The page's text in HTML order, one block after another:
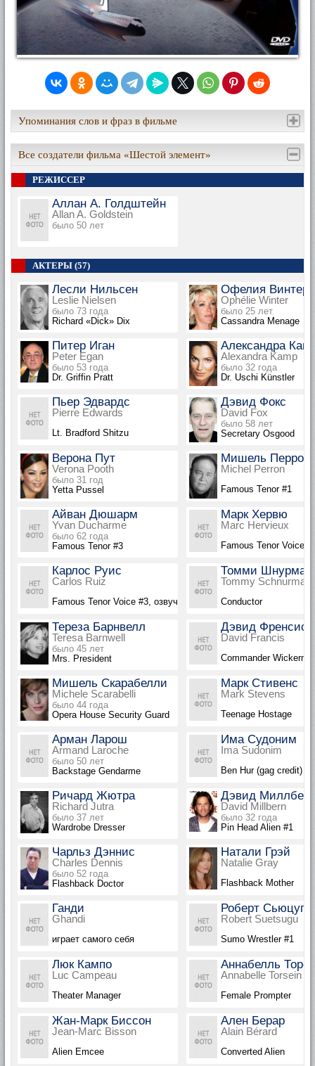
Упоминания слов и фраз в фильме
Все создатели фильма «Шестой элемент»
РЕЖИССЕР
Аллан А. Голдштейн
Allan A. Goldstein
было 50 лет
АКТЕРЫ (57)
Лесли Нильсен
Leslie Nielsen
было 73 года
Richard «Dick» Dix
Офелия Винтер
Ophélie Winter
было 25 лет
Cassandra Menage
Питер Иган
Peter Egan
было 53 года
Dr. Griffin Pratt
Александра
Alexandra Kamp
было 32 года
Dr. Uschi Künstler
Пьер Эдвардс
Pierre Edwards
Lt. Bradford Shitzu
Дэвид Фокс
David Fox
было 58 лет
Secretary Osgood
Верона Пут
Verona Pooth
было 31 год
Yetta Pussel
Мишель Перрон
Michel Perron
Famous Tenor #1
Айван Дюшарм
Yvan Ducharme
было 62 года
Famous Tenor #3
Марк Хервю
Marc Hervieux
Famous Tenor Voice
Карлос Руис
Carlos Ruiz
Famous Tenor Voice #3, озвучка
Томми
Tommy
Conductor
Тереза Барнвелл
Teresa Barnwell
было 45 лет
Mrs. President
Дэвид Френсис
David Francis
Commander
Мишель Скарабелли
Michele Scarabelli
было 44 года
Opera House Security Guard
Марк Стивенс
Mark Stevens
Teenage Hostage
Арман Ларош
Armand Laroche
было 50 лет
Backstage Gendarme
Има Судоним
Ima Sudonim
Ben Hur (gag credit)
Ричард Жютра
Richard Jutra
было 37 лет
Wardrobe Dresser
Дэвид
David Millbern
было 32 года
Pin Head Alien #1
Чарльз Дэннис
Charles Dennis
было 52 года
Flashback Doctor
Натали Грэй
Natalie Gray
Flashback Mother
Ганди
Ghandi
играет самого себя
Роберт Сьюцугу
Robert Suetsugu
Sumo Wrestler #1
Люк Кампо
Luc Campeau
Theater Manager
Аннабелль
Annabelle Torsein
Female Prompter
Жан-Марк Биссон
Jean-Marc Bisson
Alien Emcee
Ален Берар
Alain Bérard
Converted Alien